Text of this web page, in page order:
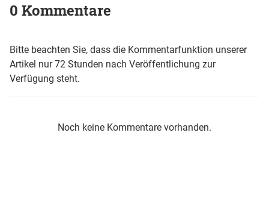
0 Kommentare
Bitte beachten Sie, dass die Kommentarfunktion unserer
Artikel nur 72 Stunden nach Veröffentlichung zur
Verfügung steht.
Noch keine Kommentare vorhanden.